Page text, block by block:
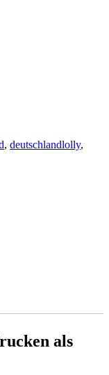
, deutschlandlolly,
als